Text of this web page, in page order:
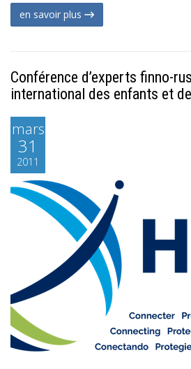
en savoir plus
Conférence d’experts finno-
international des enfants et
mars
31
2011